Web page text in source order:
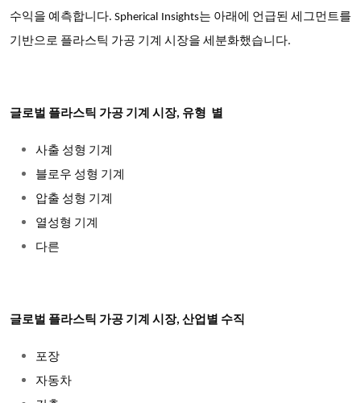
수익을 예측합니다. Spherical Insights는 아래에 언급된 세그먼트를
기반으로 플라스틱 가공 기계 시장을 세분화했습니다.
글로벌 플라스틱 가공 기계 시장, 유형 별
사출 성형 기계
블로우 성형 기계
압출 성형 기계
열성형 기계
다른
글로벌 플라스틱 가공 기계 시장, 산업별 수직
포장
자동차